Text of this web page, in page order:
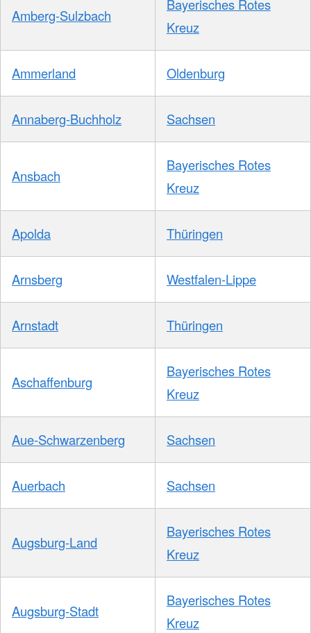
Amberg-Sulzbach
Bayerisches Rotes
Kreuz
Ammerland Oldenburg
Annaberg-Buchholz Sachsen
Ansbach
Bayerisches Rotes
Kreuz
Apolda Thüringen
Arnsberg Westfalen-Lippe
Arnstadt Thüringen
Aschaffenburg
Bayerisches Rotes
Kreuz
Aue-Schwarzenberg Sachsen
Auerbach Sachsen
Augsburg-Land
Bayerisches Rotes
Kreuz
Augsburg-Stadt
Bayerisches Rotes
Kreuz